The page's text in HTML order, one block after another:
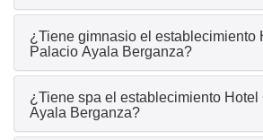
¿Tiene gimnasio el establecimiento
Palacio Ayala Berganza?
¿Tiene spa el establecimiento
Ayala Berganza?